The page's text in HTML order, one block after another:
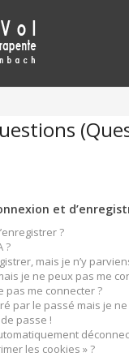
et
?
?
mais je n’y
je ne peux pas me
pas me connecter ?
par le passé mais je
passe !
les cookies » ?